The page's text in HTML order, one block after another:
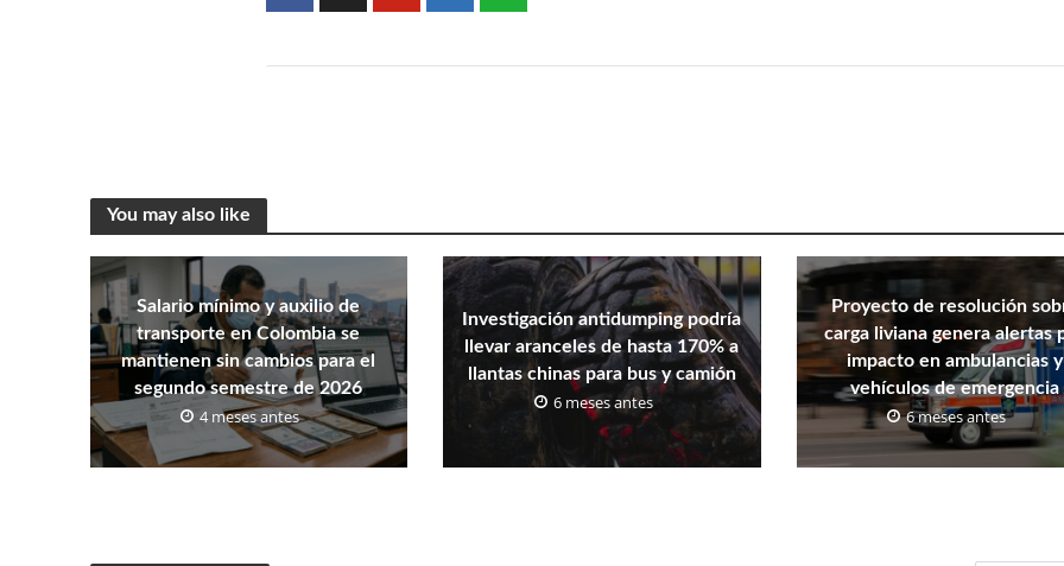
You may also like
Salario mínimo y auxilio de
transporte en Colombia se
mantienen sin cambios para el
segundo semestre de 2026
4 meses antes
Investigación antidumping podría
llevar aranceles de hasta 170% a
llantas chinas para bus y camión
6 meses antes
Proyecto de resolución
carga liviana genera alertas
impacto en ambulancias y
vehículos de emergencia
6 meses antes